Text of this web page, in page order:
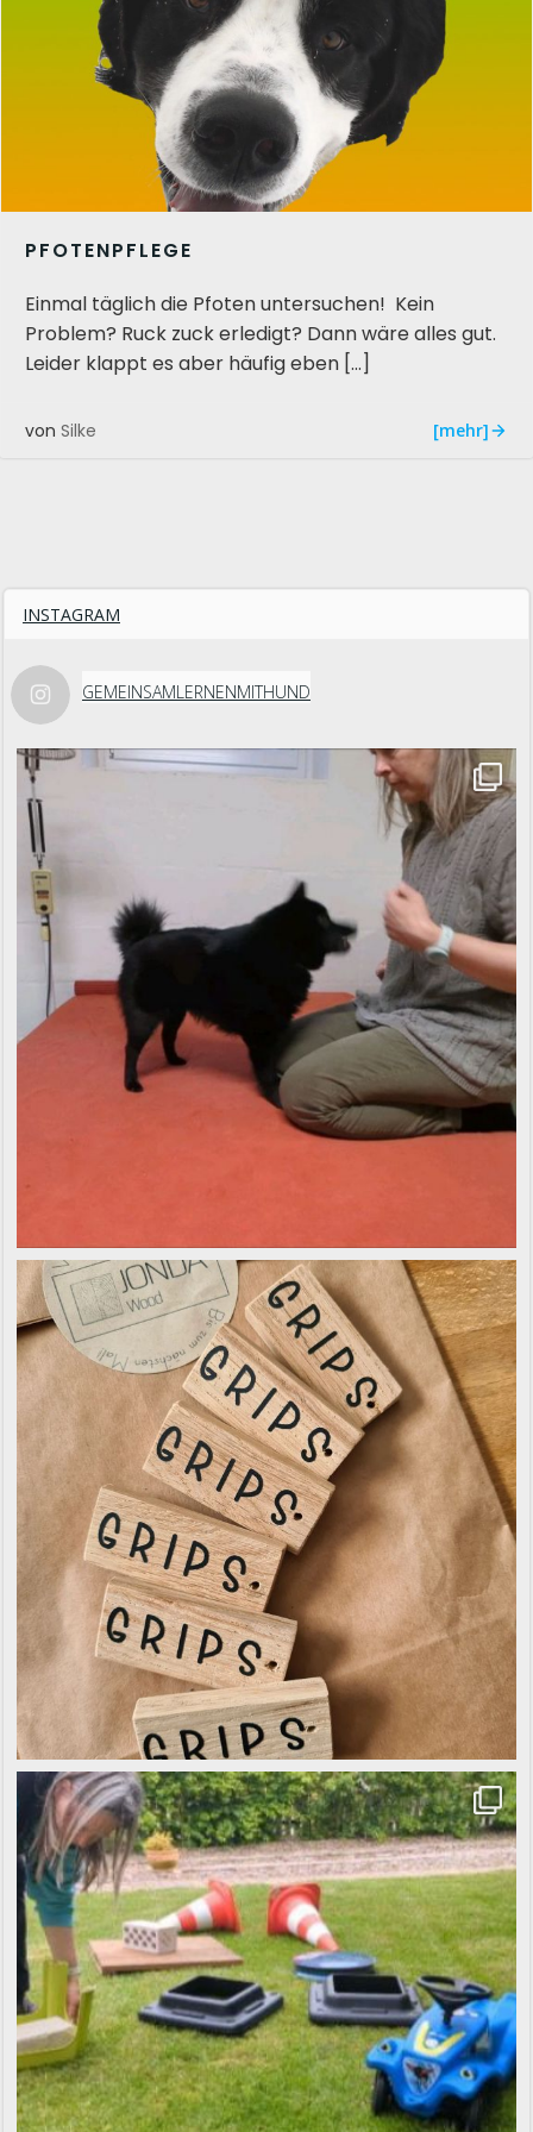
PFOTENPFLEGE
Einmal täglich die Pfoten untersuchen! Kein
Problem? Ruck zuck erledigt? Dann wäre alles gut.
Leider klappt es aber häufig eben […]
von Silke [mehr]
INSTAGRAM
GEMEINSAMLERNENMITHUND